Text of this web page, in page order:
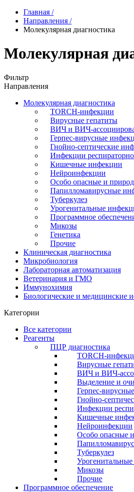
Главная /
Направления /
Молекулярная диагностика
Молекулярная
Фильтр
Направления
Молекулярная диагностика
TORCH-инфекции
Вирусные гепатиты
ВИЧ и ВИЧ-
Герпес-вирусные
Гнойно-септические
Инфекции
Кишечные инфекции
Нейроинфекции
Особо опасные и
Папилломавирусные
Туберкулез
Урогенитальные
Программное
Микозы
Генетика
Прочие
Клиническая диагностика
Микробиология
Лабораторная автоматизация
Ветеринария и ГМО
Иммунохимия
Биологические и медицинские
Категории
Все категории
Реагенты
ПЦР диагностика
TORCH-
Вирусные
ВИЧ и ВИЧ-
Выделение и
Герпес-
Гнойно-
Инфекции
Кишечные
Нейроинфекции
Особо опасные
Туберкулез
Микозы
Прочие
Программное обеспечение